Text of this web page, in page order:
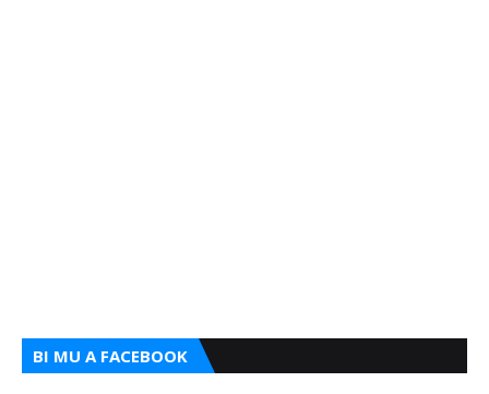
BI MU A FACEBOOK